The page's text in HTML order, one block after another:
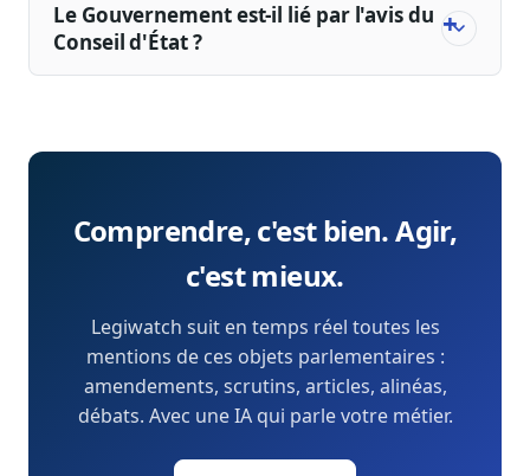
Le Gouvernement est-il lié par l'avis du
Conseil d'État ?
Comprendre, c'est bien. Agir,
c'est mieux.
Legiwatch suit en temps réel toutes les
mentions de ces objets parlementaires :
amendements, scrutins, articles, alinéas,
débats. Avec une IA qui parle votre métier.